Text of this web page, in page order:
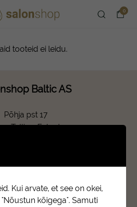
0
tooteid ei leidu.
Baltic AS
Põhja pst 17
Tallinn, Estonia
Kui arvate, et see on okei,
kõigega". Samuti